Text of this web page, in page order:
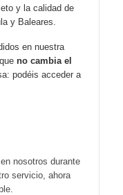
y la calidad de
y Baleares.
en nuestra
no cambia el
podéis acceder a
nosotros durante
servicio, ahora